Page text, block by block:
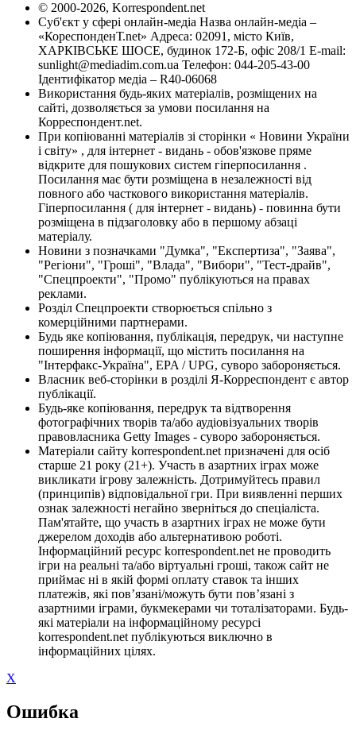
© 2000-2026, Korrespondent.net
Суб'єкт у сфері онлайн-медіа Назва онлайн-медіа –
«КореспонденТ.net» Адреса: 02091, місто Київ,
ХАРКІВСЬКЕ ШОСЕ, будинок 172-Б, офіс 208/1 E-mail:
sunlight@mediadim.com.ua Телефон: 044-205-43-00
Ідентифікатор медіа – R40-06068
Використання будь-яких матеріалів, розміщених на
сайті, дозволяється за умови посилання на
Корреспондент.net.
При копіюванні матеріалів зі сторінки « Новини України
і світу» , для інтернет - видань - обов'язкове пряме
відкрите для пошукових систем гіперпосилання .
Посилання має бути розміщена в незалежності від
повного або часткового використання матеріалів.
Гіперпосилання ( для інтернет - видань) - повинна бути
розміщена в підзаголовку або в першому абзаці
матеріалу.
Новини з позначками "Думка", "Експертиза", "Заява",
"Регіони", "Гроші", "Влада", "Вибори", "Тест-драйв",
"Спецпроекти", "Промо" публікуються на правах
реклами.
Розділ Спецпроекти створюється спільно з
комерційними партнерами.
Будь яке копіювання, публікація, передрук, чи наступне
поширення інформації, що містить посилання на
"Інтерфакс-Україна", EPA / UPG, суворо забороняється.
Власник веб-сторінки в розділі Я-Корреспондент є автор
публікації.
Будь-яке копіювання, передрук та відтворення
фотографічних творів та/або аудіовізуальних творів
правовласника Getty Images - суворо забороняється.
Матеріали сайту korrespondent.net призначені для осіб
старше 21 року (21+). Участь в азартних іграх може
викликати ігрову залежність. Дотримуйтесь правил
(принципів) відповідальної гри. При виявленні перших
ознак залежності негайно зверніться до спеціаліста.
Пам'ятайте, що участь в азартних іграх не може бути
джерелом доходів або альтернативою роботі.
Інформаційний ресурс korrespondent.net не проводить
ігри на реальні та/або віртуальні гроші, також сайт не
приймає ні в якій формі оплату ставок та інших
платежів, які пов’язані/можуть бути пов’язані з
азартними іграми, букмекерами чи тоталізаторами. Будь-
які матеріали на інформаційному ресурсі
korrespondent.net публікуються виключно в
інформаційних цілях.
X
Ошибка